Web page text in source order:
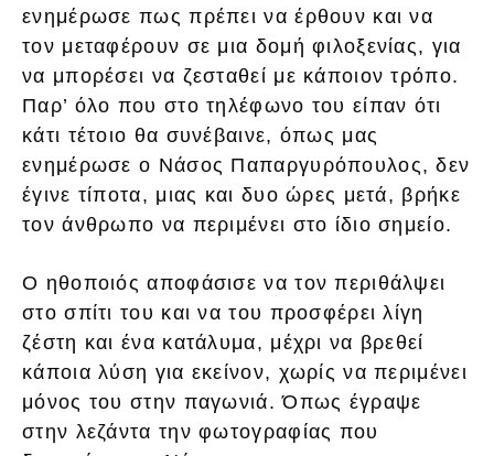
ενημέρωσε πως πρέπει να έρθουν και να
τον μεταφέρουν σε μια δομή φιλοξενίας, για
να μπορέσει να ζεσταθεί με κάποιον τρόπο.
Παρ’ όλο που στο τηλέφωνο του είπαν ότι
κάτι τέτοιο θα συνέβαινε, όπως μας
ενημέρωσε ο Νάσος Παπαργυρόπουλος, δεν
έγινε τίποτα, μιας και δυο ώρες μετά, βρήκε
τον άνθρωπο να περιμένει στο ίδιο σημείο.
Ο ηθοποιός αποφάσισε να τον περιθάλψει
στο σπίτι του και να του προσφέρει λίγη
ζέστη και ένα κατάλυμα, μέχρι να βρεθεί
κάποια λύση για εκείνον, χωρίς να περιμένει
μόνος του στην παγωνιά. Όπως έγραψε
στην λεζάντα την φωτογραφίας που